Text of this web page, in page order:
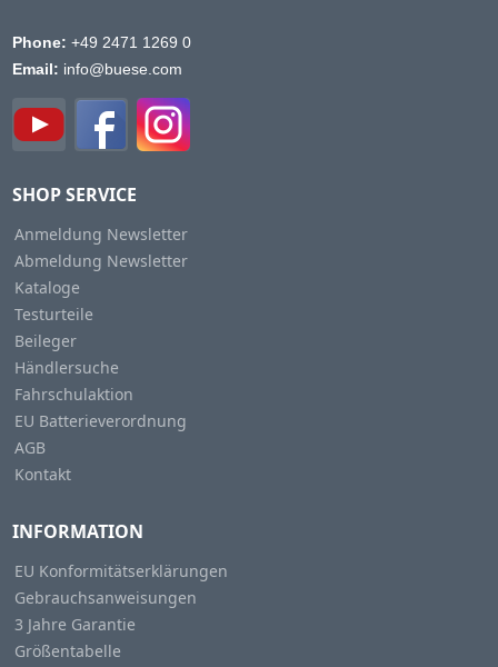
Phone: +49 2471 1269 0
Email: info@buese.com
SHOP SERVICE
Anmeldung Newsletter
Abmeldung Newsletter
Kataloge
Testurteile
Beileger
Händlersuche
Fahrschulaktion
EU Batterieverordnung
AGB
Kontakt
INFORMATION
EU Konformitätserklärungen
Gebrauchsanweisungen
3 Jahre Garantie
Größentabelle